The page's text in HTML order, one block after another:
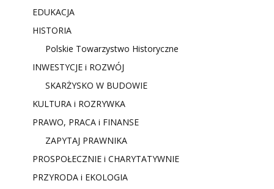
EDUKACJA
HISTORIA
Polskie Towarzystwo Historyczne
INWESTYCJE i ROZWÓJ
SKARŻYSKO W BUDOWIE
KULTURA i ROZRYWKA
PRAWO, PRACA i FINANSE
ZAPYTAJ PRAWNIKA
PROSPOŁECZNIE i CHARYTATYWNIE
PRZYRODA i EKOLOGIA